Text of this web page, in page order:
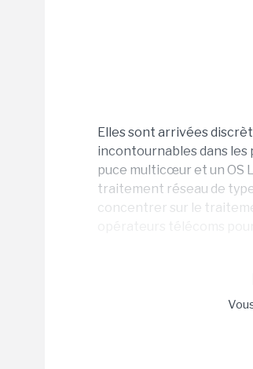
Elles sont arrivées
incontournables dans les
puce multicœur et un OS
traitement réseau de
concentrer sur le